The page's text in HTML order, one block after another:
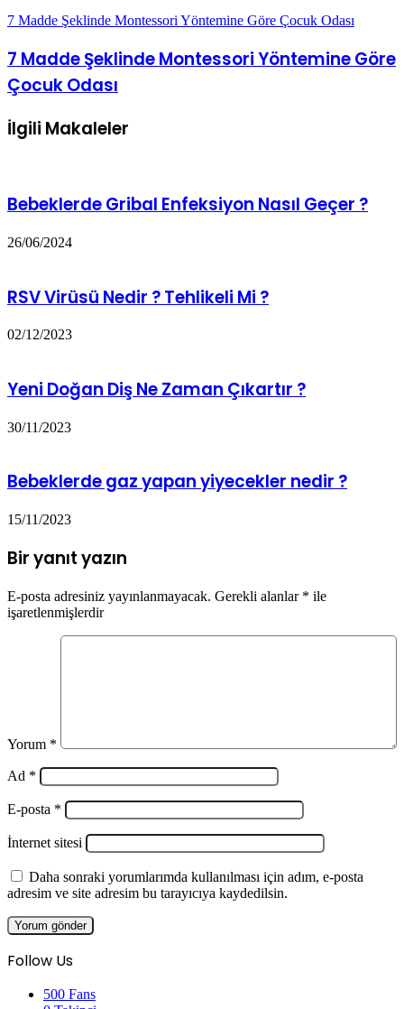
7 Madde Şeklinde Montessori Yöntemine Göre Çocuk Odası
7 Madde Şeklinde Montessori Yöntemine Göre
Çocuk Odası
İlgili Makaleler
Bebeklerde Gribal Enfeksiyon Nasıl Geçer ?
26/06/2024
RSV Virüsü Nedir ? Tehlikeli Mi ?
02/12/2023
Yeni Doğan Diş Ne Zaman Çıkartır ?
30/11/2023
Bebeklerde gaz yapan yiyecekler nedir ?
15/11/2023
Bir yanıt yazın
E-posta adresiniz yayınlanmayacak. Gerekli alanlar * ile
işaretlenmişlerdir
Yorum *
Ad *
E-posta *
İnternet sitesi
Daha sonraki yorumlarımda kullanılması için adım, e-posta
adresim ve site adresim bu tarayıcıya kaydedilsin.
Follow Us
500 Fans